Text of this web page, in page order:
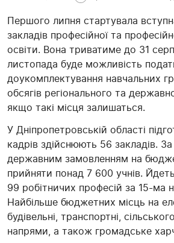
Першого липня стартувала
закладів професійної та
освіти. Вона триватиме до 31
листопада буде можливість
доукомплектування навчальних
обсягів регіонального та
якщо такі місця залишаться.
У Дніпропетровській області
кадрів здійснюють 56 закладів.
державним замовленням на
прийняти понад 7 600 учнів.
99 робітничих професій за 15-ма
Найбільше бюджетних місць на
будівельні, транспортні,
напрями, а також громадське